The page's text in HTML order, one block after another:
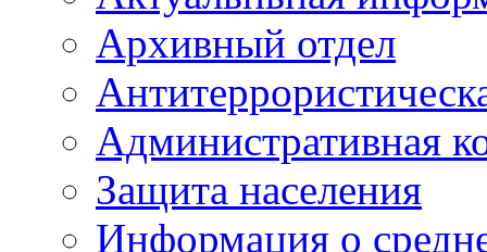
Архивный отдел
Административная
Защита населения
Информация о